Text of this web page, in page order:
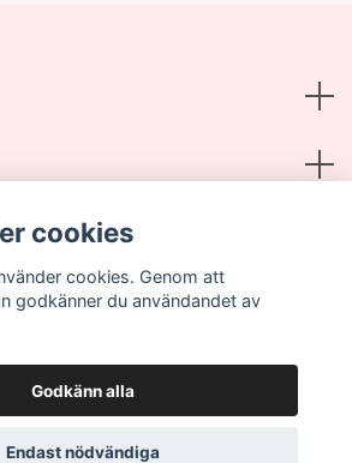
© 2026 Dashing Dogs
cookies
cookies. Genom att
godkänner du användandet av
Godkänn alla
Endast nödvändiga